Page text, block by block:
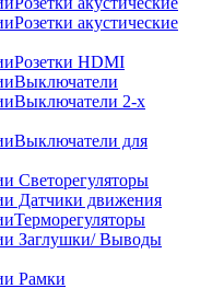
Розетки акустические
Розетки HDMI
Выключатели
Выключатели 2-х
Выключатели для
Светорегуляторы
Датчики движения
Терморегуляторы
Заглушки/ Выводы
Рамки